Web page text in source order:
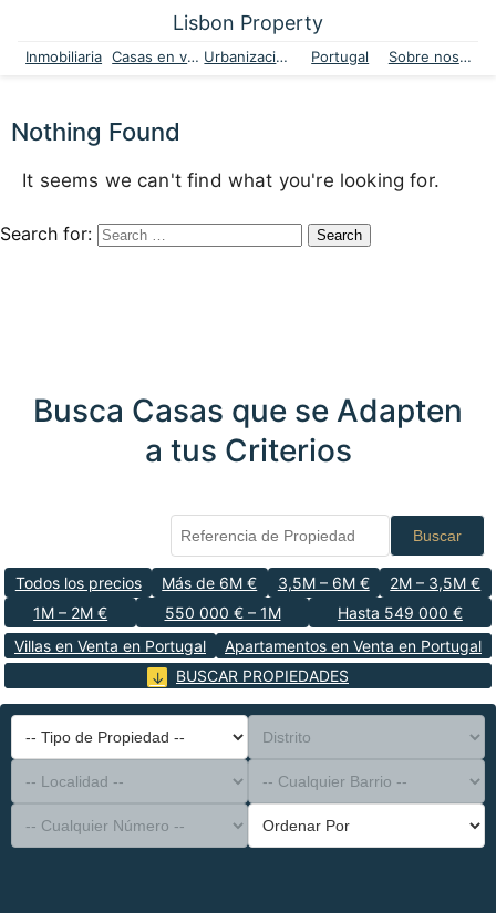
Lisbon Property
Inmobiliaria Casas en venta Urbanizaciones Portugal Sobre nosotros
Nothing Found
It seems we can't find what you're looking for.
Search for:
Busca Casas que se Adapten
a tus Criterios
Buscar
Todos los precios Más de 6M € 3,5M – 6M €
2M – 3,5M €
1M – 2M €
550 000 € – 1M
Hasta 549 000 €
Villas en Venta en Portugal
Apartamentos en Venta en Portugal
BUSCAR PROPIEDADES
-- Tipo de Propiedad --
Distrito
-- Localidad --
-- Cualquier Barrio --
-- Cualquier Número --
Ordenar Por